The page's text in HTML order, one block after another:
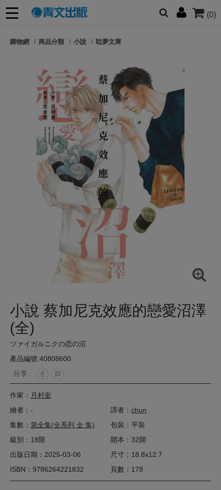
(0)
朋友們，提高警覺！
購物網 商品分類 小說 耽夢文庫
小說 蔡加尼克效應的戀愛沼澤
(全)
ツァイガルニクの恋の沼
產品編號:40808600
分享 :
作家： 月村奎
繪者：-
譯者： chun
集數： 第全集(全系列 全 集)
包裝：平裝
級別：18限
開本：32開
出版日期：2025-03-06
尺寸：18.8x12.7
ISBN：9786264221832
頁數：178